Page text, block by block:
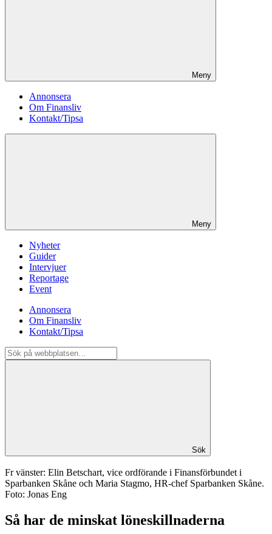
Meny
Annonsera
Om Finansliv
Kontakt/Tipsa
Meny
Nyheter
Guider
Intervjuer
Reportage
Event
Annonsera
Om Finansliv
Kontakt/Tipsa
Sök
Fr vänster: Elin Betschart, vice ordförande i Finansförbundet i
Sparbanken Skåne och Maria Stagmo, HR-chef Sparbanken Skåne.
Foto: Jonas Eng
Så har de minskat löneskillnaderna